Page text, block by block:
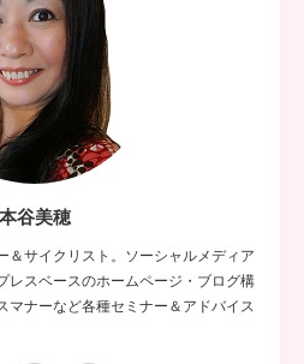
本谷美穂
＆サイクリスト。ソーシャルメディア
レスベースのホームページ・ブログ構
マナーなど各種セミナー＆アドバイス